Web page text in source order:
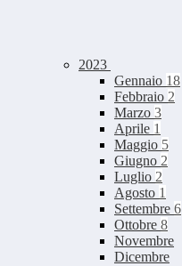
2023
Gennaio 18
Febbraio 2
Marzo 3
Aprile 1
Maggio 5
Giugno 2
Luglio 2
Agosto 1
Settembre 6
Ottobre 8
Novembre
Dicembre